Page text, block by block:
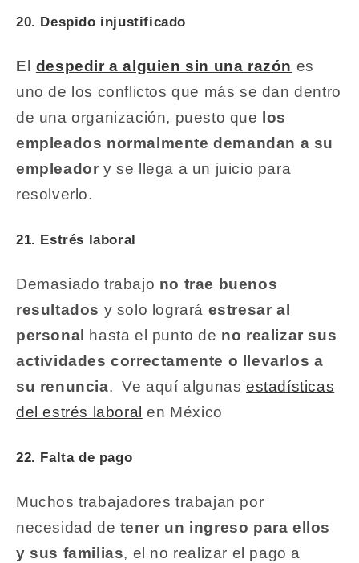
20. Despido injustificado
El despedir a alguien sin una razón es
uno de los conflictos que más se dan dentro
de una organización, puesto que
los
empleados normalmente demandan a su
empleador y se llega a un juicio para
resolverlo.
21. Estrés laboral
Demasiado trabajo no trae buenos
resultados y solo logrará estresar al
personal
hasta el punto de no realizar sus
actividades correctamente o llevarlos a
su renuncia. Ve aquí algunasestadísticas
del estrés laboral en México
22. Falta de pago
Muchos trabajadores trabajan por
necesidad de tener un ingreso para ellos
y sus familias, el no realizar el pago a